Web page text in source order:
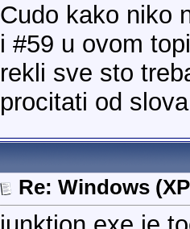
Cudo kako niko
i #59 u ovom
rekli sve sto
procitati od
Re: Windows